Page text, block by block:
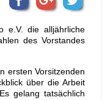
e.V. die alljährliche
des Vorstandes
ersten Vorsitzenden
über die Arbeit
gelang tatsächlich